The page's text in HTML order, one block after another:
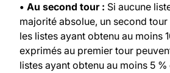
• Au second tour : Si aucune
majorité absolue, un second
les listes ayant obtenu au moins
exprimés au premier tour
listes ayant obtenu au moins 5